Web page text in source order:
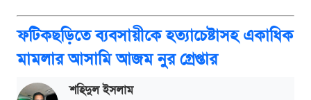
ফটিকছড়িতে ব্যবসায়ীকে হত্যাচেষ্টাসহ একাধিক
মামলার আসামি আজম নুর গ্রেপ্তার
শ‌হিদুল ইসলাম